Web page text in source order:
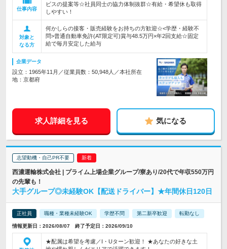
仕事内容
ビスの提案等☆社員同士の協力体制抜群☆有給・希望休も取得
しやすい！
対象と
なる方
何かしらの接客・販売経験をお持ちの方歓迎☆<学歴・経験不
問>普通自動車免許(AT限定可)賞与48.5万円×年2回支給☆固定
給で毎月安定した給与
企業データ
設立：1965年11月／従業員数：50,948人／本社所在
地：京都府
求人詳細を見る 気になる
志望動機・自己PR不要
西濃運輸株式会社 | プライム上場企業グループ/寮あり/20代で年収550万円
の先輩も！
大手グループ◎未経験OK【配送ドライバー】★年間休日120日
正社員 職種・業種未経験OK 学歴不問 第二新卒歓迎 転勤なし
情報更新日：2026/08/07 終了予定日：2026/09/10
★配属は希望を考慮／I・Uターン歓迎！ ★あなたの好きな土